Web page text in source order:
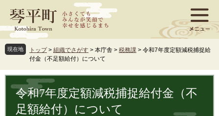
ジ
先
頭
す
ュ
を
飛
し
現在地 トップ > 組織でさがす > 本庁舎 > 税務課 > 令和7年度定額減税捕捉給
付金（不足額給付）について
文 令和7年度定額減税捕捉給付金（不
足額給付）について